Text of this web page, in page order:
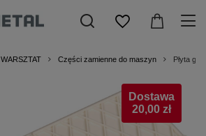
WARSZTAT Części zamienne do maszyn Płyta
Dostawa
20,00 zł